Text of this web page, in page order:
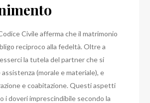
Civile afferma che il matrimonio
reciproco alla fedeltà. Oltre a
la tutela del partner che si
(morale e materiale), e
e coabitazione. Questi aspetti
i doveri imprescindibile secondo la